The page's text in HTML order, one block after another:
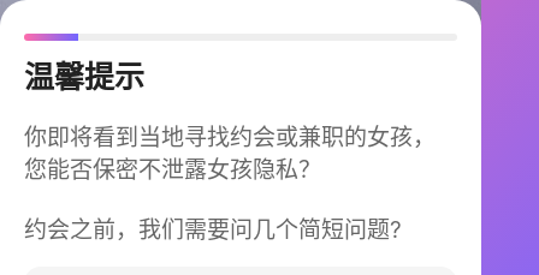
温馨提示
你即将看到当地寻找约会或兼职的女孩，
您能否保密不泄露女孩隐私？
约会之前，我们需要问几个简短问题?
今晚不再孤单